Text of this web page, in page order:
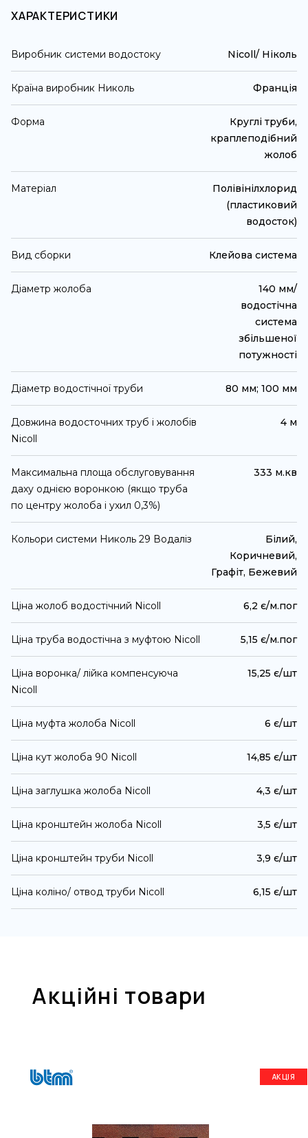
ХАРАКТЕРИСТИКИ
Виробник системи водостоку Nicoll/ Ніколь
Країна виробник Николь Франція
Форма
Круглі труби,
краплеподібний
жолоб
Матеріал
Полівінілхлорид
(пластиковий
водосток)
Вид сборки Клейова система
Діаметр жолоба
140 мм/
водостічна
система
збільшеної
потужності
Діаметр водостічної труби 80 мм; 100 мм
Довжина водосточних труб і жолобів
Nicoll
4 м
Максимальна площа обслуговування
даху однією воронкою (якщо труба
по центру жолоба і ухил 0,3%)
333 м.кв
Кольори системи Николь 29 Водаліз
Білий,
Коричневий,
Графіт, Бежевий
Ціна жолоб водостічний Nicoll 6,2 є/м.пог
Ціна труба водостічна з муфтою Nicoll 5,15 є/м.пог
Ціна воронка/ лійка компенсуюча
Nicoll
15,25 є/шт
Ціна муфта жолоба Nicoll 6 є/шт
Ціна кут жолоба 90 Nicoll 14,85 є/шт
Ціна заглушка жолоба Nicoll 4,3 є/шт
Ціна кронштейн жолоба Nicoll 3,5 є/шт
Ціна кронштейн труби Nicoll 3,9 є/шт
Ціна коліно/ отвод труби Nicoll 6,15 є/шт
Акційні товари
АКЦІЯ